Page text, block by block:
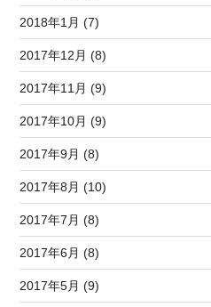
2018年1月 (7)
2017年12月 (8)
2017年11月 (9)
2017年10月 (9)
2017年9月 (8)
2017年8月 (10)
2017年7月 (8)
2017年6月 (8)
2017年5月 (9)